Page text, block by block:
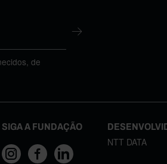
de
SIGA A FUNDAÇÃO
NTT DATA